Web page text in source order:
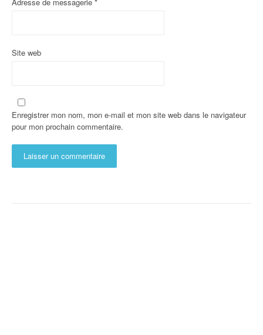
Site web
Enregistrer mon nom, mon e-mail et mon site web dans le navigateur
pour mon prochain commentaire.